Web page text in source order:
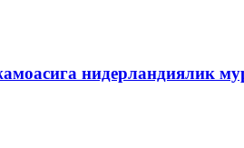
нидерландиялик